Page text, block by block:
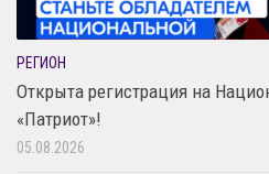
РЕГИОН
Открыта регистрация на
«Патриот»!
05.08.2026